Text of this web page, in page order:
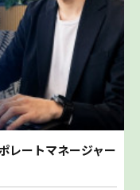
レートマネージャー